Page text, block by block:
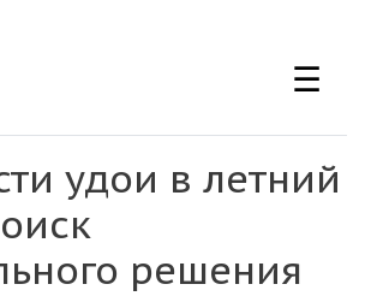
☰
удои в летний
решения